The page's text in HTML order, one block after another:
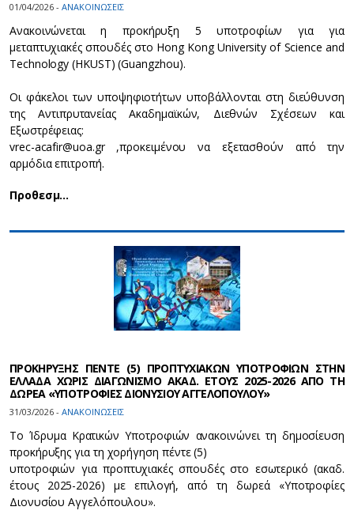
01/04/2026 - ΑΝΑΚΟΙΝΩΣΕΙΣ
Ανακοινώνεται η προκήρυξη 5 υποτροφίων για για
μεταπτυχιακές σπουδές στο Hong Kong University of Science and
Technology (HKUST) (Guangzhou).
Οι φάκελοι των υποψηφιοτήτων υποβάλλονται στη διεύθυνση
της Αντιπρυτανείας Ακαδημαϊκών, Διεθνών Σχέσεων και
Εξωστρέφειας:
vrec-acafir@uoa.gr ,προκειμένου να εξετασθούν από την
αρμόδια επιτροπή.
Προθεσμ…
ΠΡΟΚΗΡΥΞΗΣ ΠΕΝΤΕ (5) ΠΡΟΠΤΥΧΙΑΚΩΝ ΥΠΟΤΡΟΦΙΩΝ ΣΤΗΝ
ΕΛΛΑΔΑ ΧΩΡΙΣ ΔΙΑΓΩΝΙΣΜΟ ΑΚΑΔ. ΕΤΟΥΣ 2025-2026 ΑΠΟ ΤΗ
ΔΩΡΕΑ «ΥΠΟΤΡΟΦΙΕΣ ΔΙΟΝΥΣΙΟΥ ΑΓΓΕΛΟΠΟΥΛΟΥ»
31/03/2026 - ΑΝΑΚΟΙΝΩΣΕΙΣ
Το Ίδρυμα Κρατικών Υποτροφιών ανακοινώνει τη δημοσίευση
προκήρυξης για τη χορήγηση πέντε (5)
υποτροφιών για προπτυχιακές σπουδές στο εσωτερικό (ακαδ.
έτους 2025-2026) με επιλογή, από τη δωρεά «Υποτροφίες
Διονυσίου Αγγελόπουλου».